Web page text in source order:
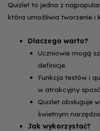
Quizlet to jedna z
która umożliwia tworzenie i
Dlaczego warto?
Uczniowie mogą
definicje.
Funkcja testów i
w atrakcyjny
Quizlet obsługuje
świetnym
Jak wykorzystać?